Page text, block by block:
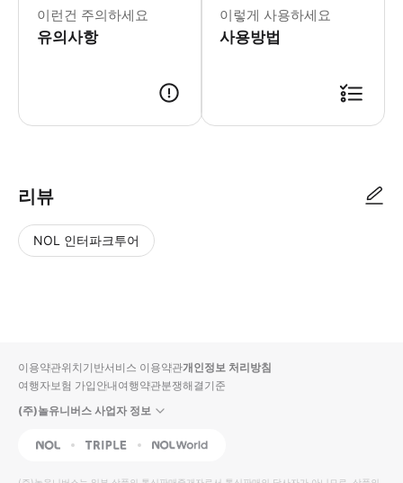
이런건 주의하세요
유의사항
이렇게 사용하세요
사용방법
리뷰
NOL 인터파크투어
입니
다.
높
동
순
상
이용약관위치기반서비스 이용약관개인정보 처리방침
여행자보험 가입안내여행약관분쟁해결기준
(주)놀유니버스 사업자 정보
NOL Triple Interpark Global